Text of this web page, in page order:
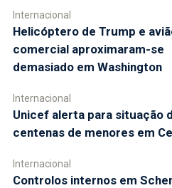
Internacional
Helicóptero de Trump e
comercial aproximaram-se
demasiado em Washington
Internacional
Unicef alerta para situação
centenas de menores em
Internacional
Controlos internos em